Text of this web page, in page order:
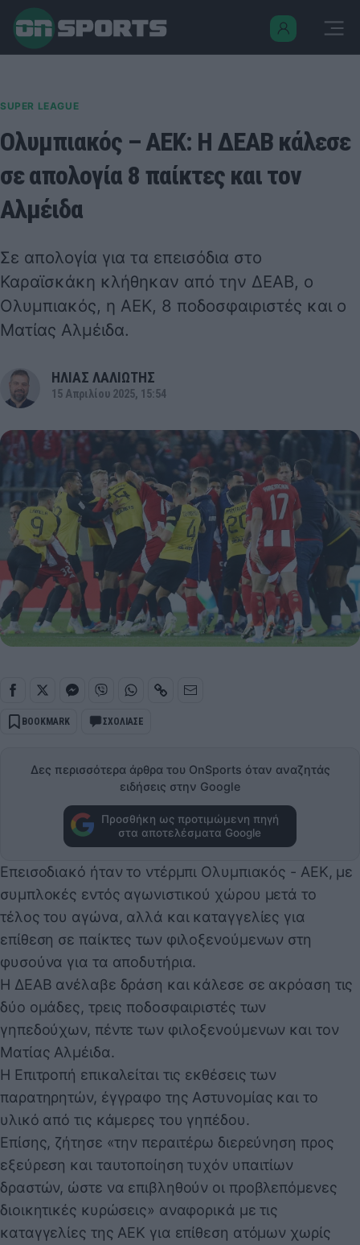
SUPER LEAGUE
Ολυμπιακός – ΑΕΚ: Η ΔΕΑΒ κάλεσε
σε απολογία 8 παίκτες και τον
Αλμέιδα
Σε απολογία για τα επεισόδια στο
Καραϊσκάκη κλήθηκαν από την ΔΕΑΒ, ο
Ολυμπιακός, η ΑΕΚ, 8 ποδοσφαιριστές και ο
Ματίας Αλμέιδα.
ΗΛΙΑΣ ΛΑΛΙΩΤΗΣ
15 Απριλίου 2025, 15:54
BOOKMARK ΣΧΟΛΙΑΣΕ
Δες περισσότερα άρθρα του OnSports όταν αναζητάς
ειδήσεις στην Google
Προσθήκη ως προτιμώμενη πηγή
στα αποτελέσματα Google
Επεισοδιακό ήταν το ντέρμπι Ολυμπιακός - ΑΕΚ, με
συμπλοκές εντός αγωνιστικού χώρου μετά το
τέλος του αγώνα, αλλά και καταγγελίες για
επίθεση σε παίκτες των φιλοξενούμενων στη
φυσούνα για τα αποδυτήρια.
Η ΔΕΑΒ ανέλαβε δράση και κάλεσε σε ακρόαση τις
δύο ομάδες, τρεις ποδοσφαιριστές των
γηπεδούχων, πέντε των φιλοξενούμενων και τον
Ματίας Αλμέιδα.
Η Επιτροπή επικαλείται τις εκθέσεις των
παρατηρητών, έγγραφο της Αστυνομίας και το
υλικό από τις κάμερες του γηπέδου.
Επίσης, ζήτησε «την περαιτέρω διερεύνηση προς
εξεύρεση και ταυτοποίηση τυχόν υπαιτίων
δραστών, ώστε να επιβληθούν οι προβλεπόμενες
διοικητικές κυρώσεις» αναφορικά με τις
καταγγελίες της ΑΕΚ για επίθεση ατόμων χωρίς